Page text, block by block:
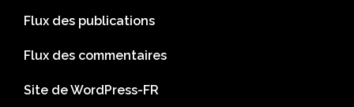
Flux des publications
Flux des commentaires
Site de WordPress-FR